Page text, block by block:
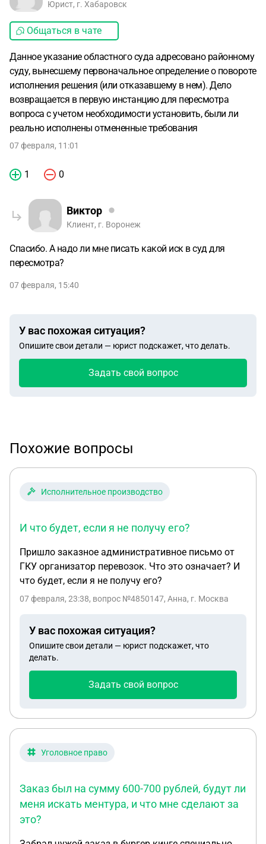
Юрист, г. Хабаровск
Общаться в чате
Данное указание областного суда адресовано районному
суду, вынесшему первоначальное определение о повороте
исполнения решения (или отказавшему в нем). Дело
возвращается в первую инстанцию для пересмотра
вопроса с учетом необходимости установить, были ли
реально исполнены отмененные требования
07 февраля, 11:01
1 0
Виктор
Клиент, г. Воронеж
Спасибо. А надо ли мне писать какой иск в суд для
пересмотра?
07 февраля, 15:40
У вас похожая ситуация?
Опишите свои детали — юрист подскажет, что делать.
Задать свой вопрос
Похожие вопросы
Исполнительное производство
И что будет, если я не получу его?
Пришло заказное административное письмо от
ГКУ организатор перевозок. Что это означает? И
что будет, если я не получу его?
07 февраля, 23:38, вопрос №4850147, Анна, г. Москва
У вас похожая ситуация?
Опишите свои детали — юрист подскажет, что
делать.
Задать свой вопрос
Уголовное право
Заказ был на сумму 600-700 рублей, будут ли
меня искать ментура, и что мне сделают за
это?